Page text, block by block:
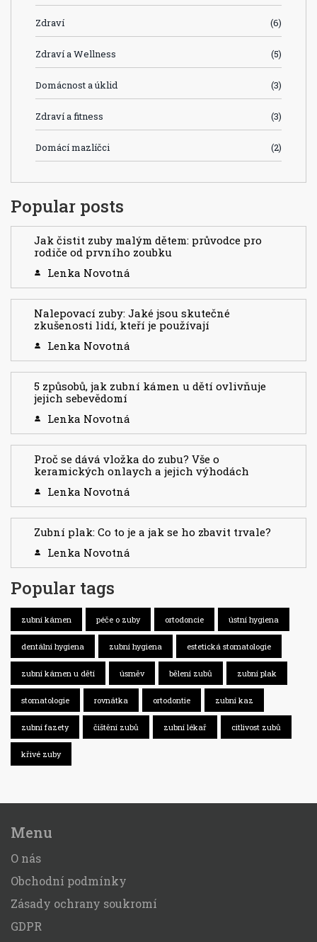
Zdraví (6)
Zdraví a Wellness (5)
Domácnost a úklid (3)
Zdraví a fitness (3)
Domácí mazlíčci (2)
Popular posts
Jak čistit zuby malým dětem: průvodce pro
rodiče od prvního zoubku
Lenka Novotná
Nalepovací zuby: Jaké jsou skutečné
zkušenosti lidí, kteří je používají
Lenka Novotná
5 způsobů, jak zubní kámen u dětí ovlivňuje
jejich sebevědomí
Lenka Novotná
Proč se dává vložka do zubu? Vše o
keramických onlaych a jejich výhodách
Lenka Novotná
Zubní plak: Co to je a jak se ho zbavit trvale?
Lenka Novotná
Popular tags
zubní kámen péče o zuby ortodoncie ústní hygiena
dentální hygiena zubní hygiena estetická stomatologie
zubní kámen u dětí úsměv bělení zubů zubní plak
stomatologie rovnátka ortodontie zubní kaz
zubní fazety čištění zubů zubní lékař citlivost zubů
křivé zuby
Menu
O nás
Obchodní podmínky
Zásady ochrany soukromí
GDPR